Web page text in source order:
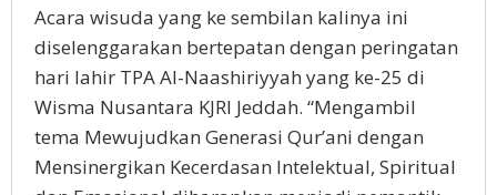
Acara wisuda yang ke sembilan kalinya ini
diselenggarakan bertepatan dengan peringatan
hari lahir TPA Al-Naashiriyyah yang ke-25 di
Wisma Nusantara KJRI Jeddah. “Mengambil
tema Mewujudkan Generasi Qur’ani dengan
Mensinergikan Kecerdasan Intelektual, Spiritual